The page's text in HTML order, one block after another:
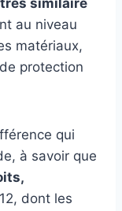
similaire
au niveau
matériaux,
de protection
qui
à savoir que
dont les